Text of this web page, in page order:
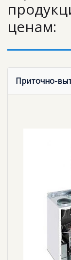
ценам:
Приточно-